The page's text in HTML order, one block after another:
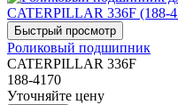
Роликовый подшипник
CATERPILLAR 336F
188-4170
Уточняйте цену